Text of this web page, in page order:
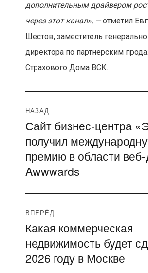
дополнительным драйвером
через этот канал», —отметил
Шестов, заместитель
директора по партнерским
Страхового Дома ВСК.
Навигация
по
записям
НАЗАД
Предыдущая
запись:
Сайт бизнес-центра
получил
премию в области
Awwwards
ВПЕРЁД
Следующая
запись:
Какая коммерческая
недвижимость будет
2026 году в Москве